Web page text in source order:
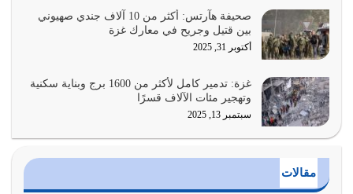
يوليو 28, 2026
هل نحن من الصالحين؟ قيِّم نفسك هنا اترك القرآن على أصله
وأعرض نفسك، وأعرض ما لديك على…
يوليو 27, 2026
عندما يكون عدوك هو عدو الله معناه أن تكون نقاط الضعف
أراد الله لهذه الأمة ان تكون خير امة أخرجت للناس بالنهوض
صحيفة هآرتس: أكثر من 10 آلاف جندي صهيوني
بين قتيل وجريح في معارك غزة
أكتوبر 31, 2025
غزة: تدمير كامل لأكثر من 1600 برج وبناية سكنية
وتهجير مئات الآلاف قسرًا
سبتمبر 13, 2025
مقالات